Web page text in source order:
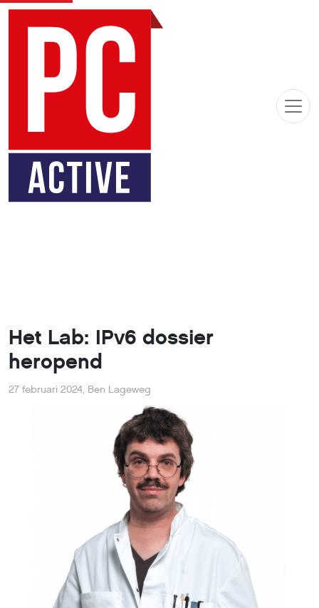
Het Lab: IPv6 dossier
heropend
27 februari 2024, Ben Lageweg